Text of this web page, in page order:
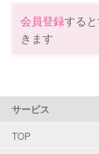
会員登録する
きます
サービス
TOP